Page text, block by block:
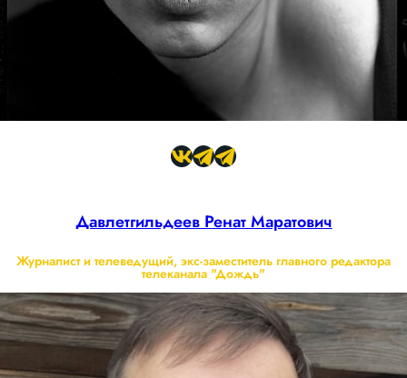
Давлетгильдеев Ренат Маратович
Журналист и телеведущий, экс-заместитель главного редактора
телеканала "Дождь"